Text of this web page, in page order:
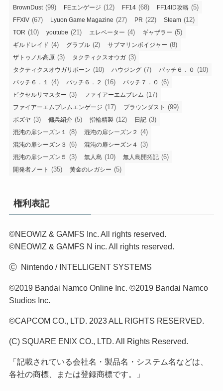
BrownDust(99) FEエンゲージ (12) FF14 (68) FF14ID攻略 (5)
FFXIV (67) Lyuon Game Magazine (27) PR (22) Steam (12)
TOR (10) youtube (21) エレベーター (4) ギャザラー (5)
ギルドレイド (4) グラブル (2) サブマリンボイジャー (8)
ザトゥノル高原 (3) タクティクスオウガ (3)
タクティクスオウガリボーン (10) ハウジング (7) パッチ６．０ (10)
パッチ６．１ (4) パッチ６．２ (16) パッチ７．０ (6)
ピクセルリマスター (3) ファイアーエムブレム (17)
ファイアーエムブレムエンゲージ (17) ブラウンダスト (99)
ボズヤ (3) 傭兵紹介 (5) 指輪精製 (12) 日記 (3)
混沌の扉シーズン１ (8) 混沌の扉シーズン２ (4)
混沌の扉シーズン３ (6) 混沌の扉シーズン４ (3)
混沌の扉シーズン５ (3) 無人島 (10) 無人島開拓記 (6)
開発者ノート (35) 黄金のレガシー (5)
権利表記
©NEOWIZ & GAMFS Inc. All rights reserved.
©NEOWIZ & GAMFS N inc. All rights reserved.
Ⓒ Nintendo / INTELLIGENT SYSTEMS
©2019 Bandai Namco Online Inc. ©2019 Bandai Namco
Studios Inc.
©CAPCOM CO., LTD. 2023 ALL RIGHTS RESERVED.
(C) SQUARE ENIX CO., LTD. All Rights Reserved.
「記載されている会社名・製品名・システム名などは、
各社の商標、または登録商標です。」